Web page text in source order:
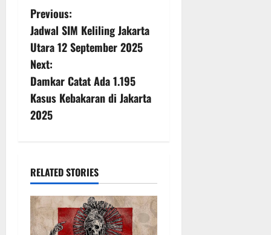
P
o
s
t
n
v
i
g
Previous:
Jadwal SIM Keliling Jakarta
Utara 12 September 2025
Next:
Damkar Catat Ada 1.195
Kasus Kebakaran di Jakarta
2025
RELATED STORIES